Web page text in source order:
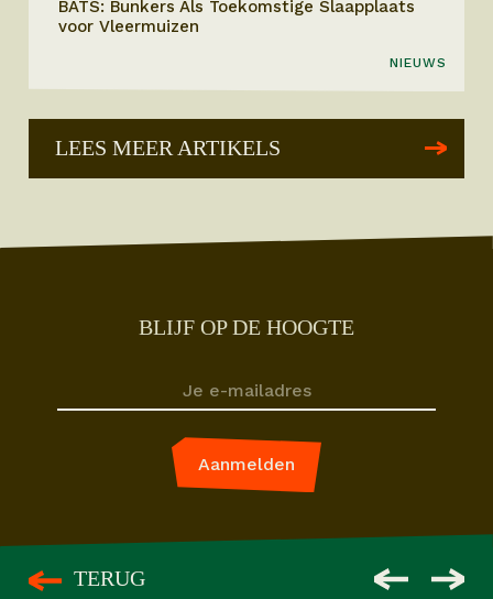
BATS: Bunkers Als Toekomstige Slaapplaats
voor Vleermuizen
NIEUWS
LEES MEER ARTIKELS
BLIJF OP DE HOOGTE
TERUG